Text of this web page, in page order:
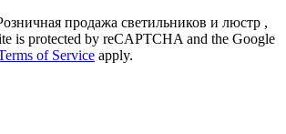
продажа светильников и люстр ,
is protected by reCAPTCHA and the Google
of Service apply.